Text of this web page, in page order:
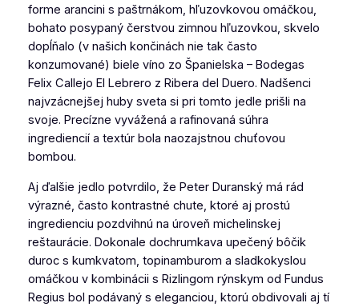
forme arancini s paštrnákom, hľuzovkovou omáčkou,
bohato posypaný čerstvou zimnou hľuzovkou, skvelo
dopĺňalo (v našich končinách nie tak často
konzumované) biele víno zo Španielska – Bodegas
Felix Callejo El Lebrero z Ribera del Duero. Nadšenci
najvzácnejšej huby sveta si pri tomto jedle prišli na
svoje. Precízne vyvážená a rafinovaná súhra
ingrediencií a textúr bola naozajstnou chuťovou
bombou.
Aj ďalšie jedlo potvrdilo, že Peter Duranský má rád
výrazné, často kontrastné chute, ktoré aj prostú
ingredienciu pozdvihnú na úroveň michelinskej
reštaurácie. Dokonale dochrumkava upečený bôčik
duroc s kumkvatom, topinamburom a sladkokyslou
omáčkou v kombinácii s Rizlingom rýnskym od Fundus
Regius bol podávaný s eleganciou, ktorú obdivovali aj tí